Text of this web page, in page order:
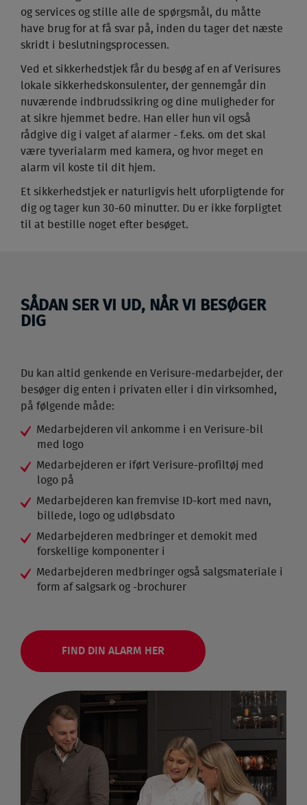
og services og stille alle de spørgsmål, du måtte
have brug for at få svar på, inden du tager det næste
skridt i beslutningsprocessen.
Ved et sikkerhedstjek får du besøg af en af Verisures
lokale sikkerhedskonsulenter, der gennemgår din
nuværende indbrudssikring og dine muligheder for
at sikre hjemmet bedre. Han eller hun vil også
rådgive dig i valget af alarmer - f.eks. om det skal
være tyverialarm med kamera, og hvor meget en
alarm vil koste til dit hjem.
Et sikkerhedstjek er naturligvis helt uforpligtende for
dig og tager kun 30-60 minutter. Du er ikke forpligtet
til at bestille noget efter besøget.
SÅDAN SER VI UD, NÅR VI BESØGER
DIG
Du kan altid genkende en Verisure-medarbejder, der
besøger dig enten i privaten eller i din virksomhed,
på følgende måde:
Medarbejderen vil ankomme i en Verisure-bil
med logo
Medarbejderen er iført Verisure-profiltøj med
logo på
Medarbejderen kan fremvise ID-kort med navn,
billede, logo og udløbsdato
Medarbejderen medbringer et demokit med
forskellige komponenter i
Medarbejderen medbringer også salgsmateriale i
form af salgsark og -brochurer
FIND DIN ALARM HER